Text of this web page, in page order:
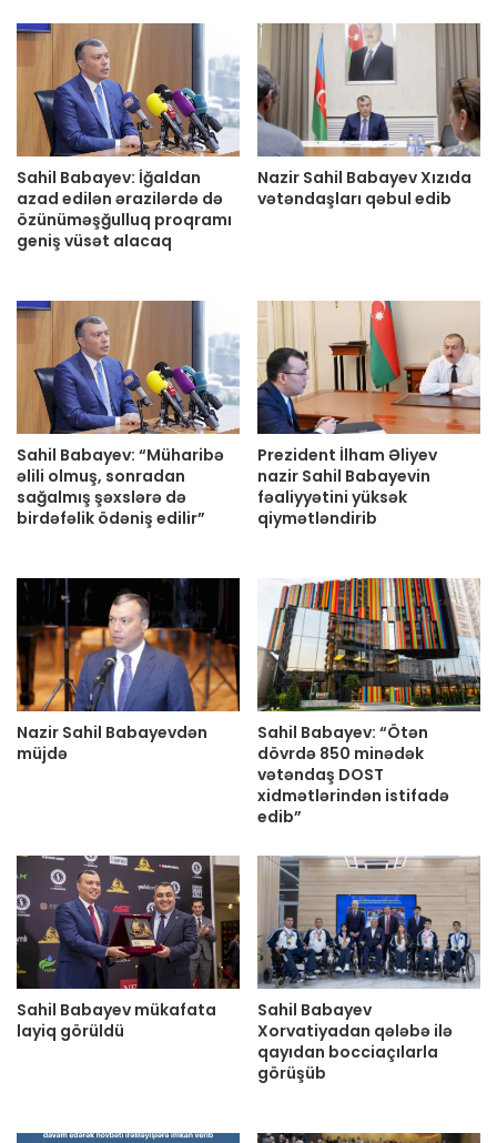
Sahil Babayev: İğaldan
azad edilən ərazilərdə də
özünüməşğulluq proqramı
geniş vüsət alacaq
Nazir Sahil Babayev Xızıda
vətəndaşları qəbul edib
Sahil Babayev: “Müharibə
əlili olmuş, sonradan
sağalmış şəxslərə də
birdəfəlik ödəniş edilir”
Prezident İlham Əliyev
nazir Sahil Babayevin
fəaliyyətini yüksək
qiymətləndirib
Nazir Sahil Babayevdən
müjdə
Sahil Babayev: “Ötən
dövrdə 850 minədək
vətəndaş DOST
xidmətlərindən istifadə
edib”
Sahil Babayev mükafata
layiq görüldü
Sahil Babayev
Xorvatiyadan qələbə ilə
qayıdan bocciaçılarla
görüşüb